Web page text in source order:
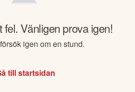
fel. Vänligen prova igen!
igen om en stund.
till startsidan